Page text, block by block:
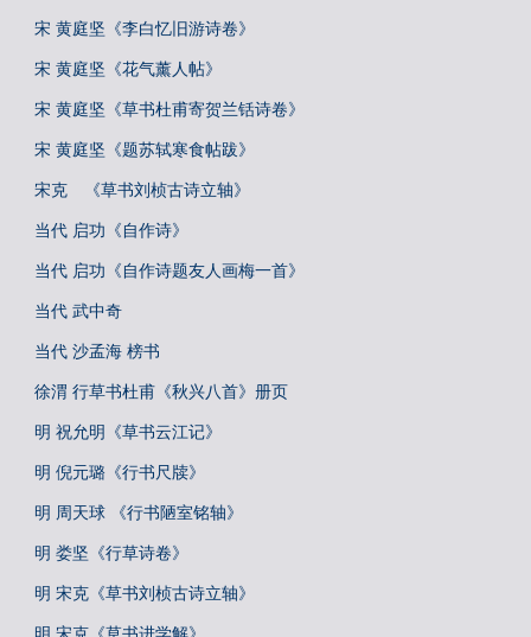
宋 黄庭坚《李白忆旧游诗卷》
宋 黄庭坚《花气薰人帖》
宋 黄庭坚《草书杜甫寄贺兰铦诗卷》
宋 黄庭坚《题苏轼寒食帖跋》
宋克 《草书刘桢古诗立轴》
当代 启功《自作诗》
当代 启功《自作诗题友人画梅一首》
当代 武中奇
当代 沙孟海 榜书
徐渭 行草书杜甫《秋兴八首》册页
明 祝允明《草书云江记》
明 倪元璐《行书尺牍》
明 周天球 《行书陋室铭轴》
明 娄坚《行草诗卷》
明 宋克《草书刘桢古诗立轴》